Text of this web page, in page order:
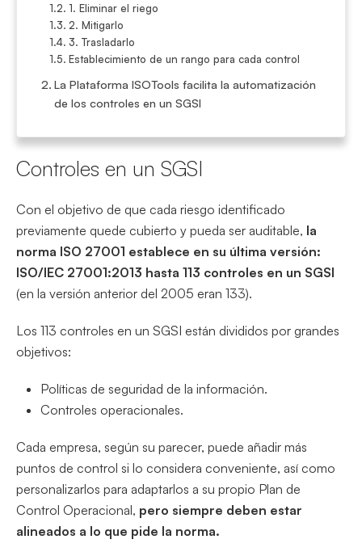
1. Eliminar el riego
2. Mitigarlo
3. Trasladarlo
Establecimiento de un rango para cada control
La Plataforma ISOTools facilita la automatización
de los controles en un SGSI
Controles en un SGSI
Con el objetivo de que cada riesgo identificado
previamente quede cubierto y pueda ser auditable, la
norma ISO 27001 establece en su última versión:
ISO/IEC 27001:2013 hasta 113 controles en un SGSI
(en la versión anterior del 2005 eran 133).
Los 113 controles en un SGSI están divididos por grandes
objetivos:
Políticas de seguridad de la información.
Controles operacionales.
Cada empresa, según su parecer, puede añadir más
puntos de control si lo considera conveniente, así como
personalizarlos para adaptarlos a su propio Plan de
Control Operacional, pero siempre deben estar
alineados a lo que pide la norma.